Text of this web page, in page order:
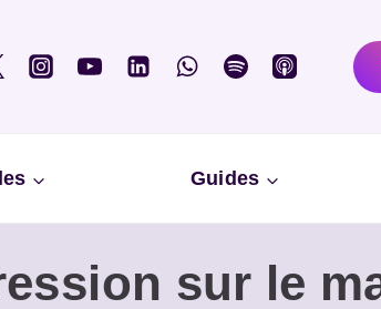
Guides
sur le